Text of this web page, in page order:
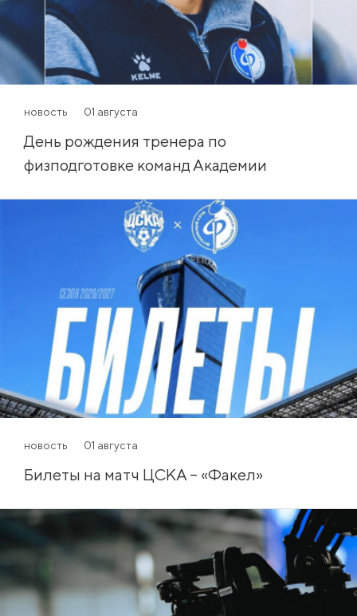
новость 01 августа
День рождения тренера по
физподготовке команд Академии
новость 01 августа
Билеты на матч ЦСКА – «Факел»